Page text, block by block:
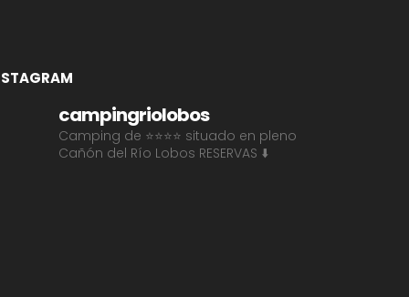
campingriolobos
Camping de ⭐⭐⭐⭐ situado en pleno
Cañón del Río Lobos RESERVAS ⬇️